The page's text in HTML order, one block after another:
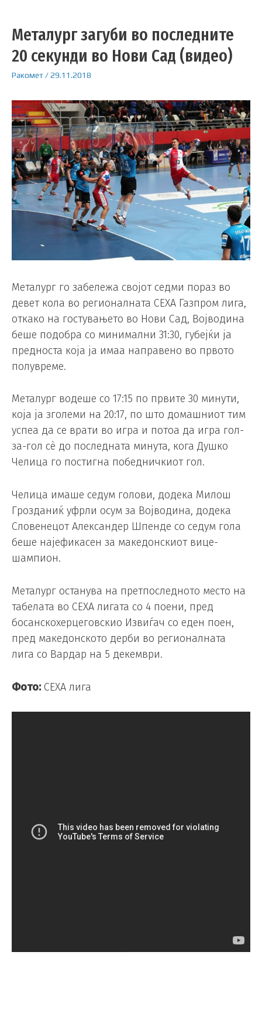
Металург загуби во последните
20 секунди во Нови Сад (видео)
Ракомет/29.11.2018
Металург го забележа својот седми пораз во
девет кола во регионалната СЕХА Газпром лига,
откако на гостувањето во Нови Сад, Војводина
беше подобра со минимални 31:30, губејќи ја
предноста која ја имаа направено во првото
полувреме.
Металург водеше со 17:15 по првите 30 минути,
која ја зголеми на 20:17, по што домашниот тим
успеа да се врати во игра и потоа да игра гол-
за-гол сѐ до последната минута, кога Душко
Челица го постигна победничкиот гол.
Челица имаше седум голови, додека Милош
Грозданиќ уфрли осум за Војводина, додека
Словенецот Александер Шпенде со седум гола
беше најефикасен за македонскиот вице-
шампион.
Металург останува на претпоследното место на
табелата во СЕХА лигата со 4 поени, пред
босанскохерцеговскио Извиѓач со еден поен,
пред македонското дерби во регионалната
лига со Вардар на 5 декември.
Фото: СЕХА лига